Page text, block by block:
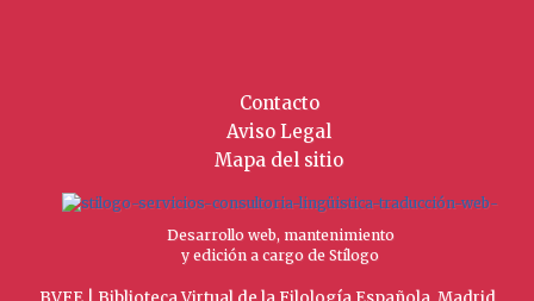
Contacto
Aviso Legal
Mapa del sitio
Desarrollo web, mantenimiento
y edición a cargo de Stílogo